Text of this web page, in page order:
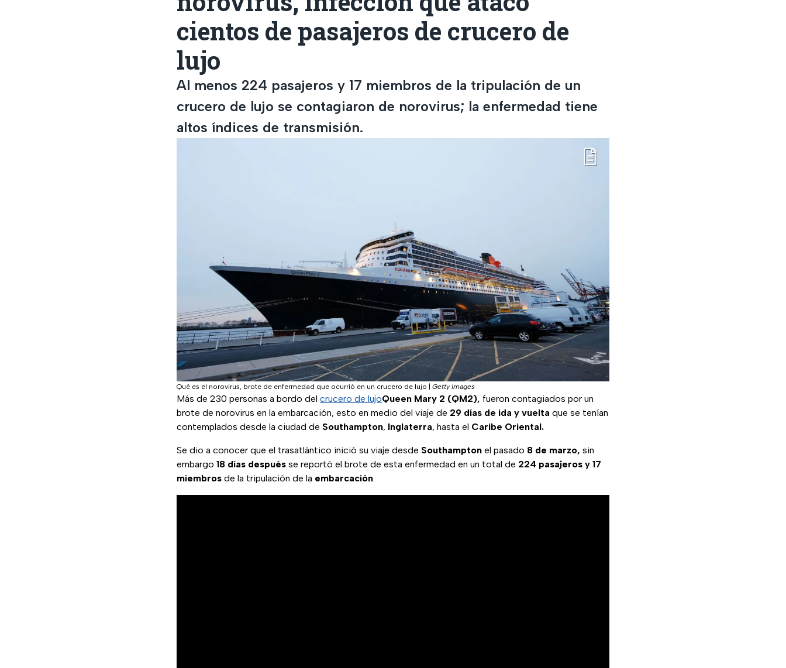
cientos de pasajeros de crucero de
lujo
Al menos 224 pasajeros y 17 miembros de la tripulación de un
crucero de lujo se contagiaron de norovirus; la enfermedad tiene
altos índices de transmisión.
Qué es el norovirus, brote de enfermedad que ocurrió en un crucero de lujo Getty Images
Más de 230 personas a bordo del crucero de lujoQueen Mary 2 (QM2), fueron contagiados por un
brote de norovirus en la embarcación, esto en medio del viaje de 29 días de ida y vuelta que se tenían
contemplados desde la ciudad de Southampton, Inglaterra, hasta el Caribe Oriental.
Se dio a conocer que el trasatlántico inició su viaje desde Southampton el pasado 8 de marzo, sin
embargo 18 días después se reportó el brote de esta enfermedad en un total de 224 pasajeros y 17
miembros de la tripulación de la embarcación.